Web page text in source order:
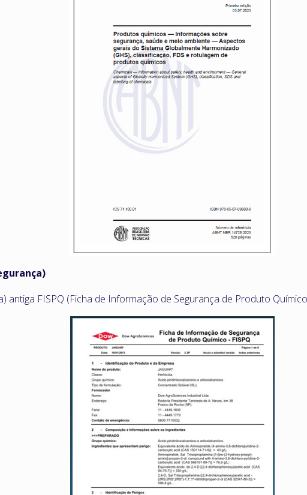
antiga FISPQ (Ficha de Informação de Segurança de Produto